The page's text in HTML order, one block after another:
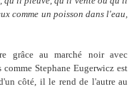
comme un poisson dans l'eau,
grâce au marché noir avec
comme Stephane Eugerwicz est
côté, il le rend de l'autre au